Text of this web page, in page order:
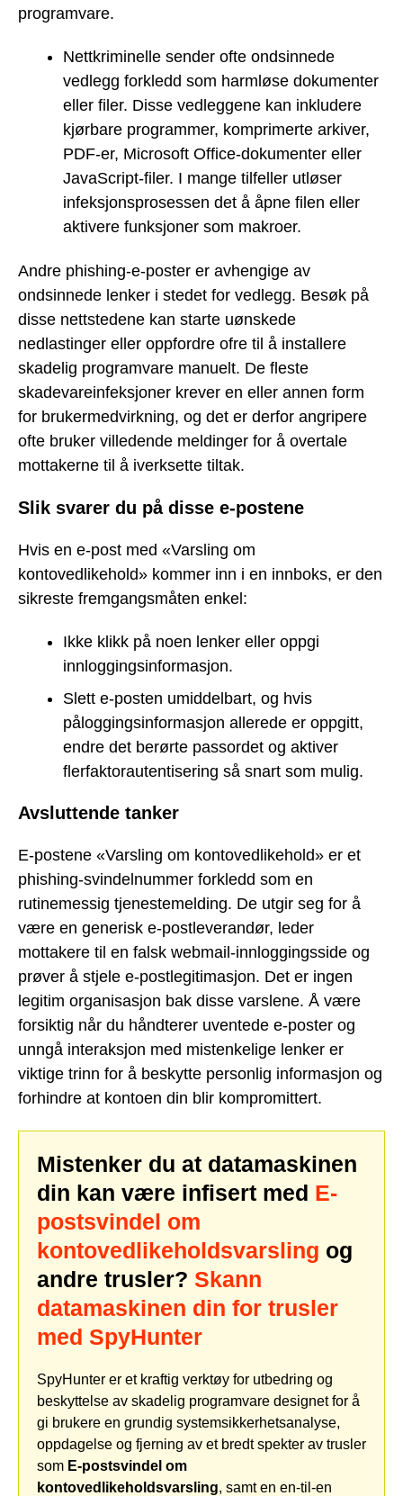
programvare.
Nettkriminelle sender ofte ondsinnede
vedlegg forkledd som harmløse dokumenter
eller filer. Disse vedleggene kan inkludere
kjørbare programmer, komprimerte arkiver,
PDF-er, Microsoft Office-dokumenter eller
JavaScript-filer. I mange tilfeller utløser
infeksjonsprosessen det å åpne filen eller
aktivere funksjoner som makroer.
Andre phishing-e-poster er avhengige av
ondsinnede lenker i stedet for vedlegg. Besøk på
disse nettstedene kan starte uønskede
nedlastinger eller oppfordre ofre til å installere
skadelig programvare manuelt. De fleste
skadevareinfeksjoner krever en eller annen form
for brukermedvirkning, og det er derfor angripere
ofte bruker villedende meldinger for å overtale
mottakerne til å iverksette tiltak.
Slik svarer du på disse e-postene
Hvis en e-post med «Varsling om
kontovedlikehold» kommer inn i en innboks, er den
sikreste fremgangsmåten enkel:
Ikke klikk på noen lenker eller oppgi
innloggingsinformasjon.
Slett e-posten umiddelbart, og hvis
påloggingsinformasjon allerede er oppgitt,
endre det berørte passordet og aktiver
flerfaktorautentisering så snart som mulig.
Avsluttende tanker
E-postene «Varsling om kontovedlikehold» er et
phishing-svindelnummer forkledd som en
rutinemessig tjenestemelding. De utgir seg for å
være en generisk e-postleverandør, leder
mottakere til en falsk webmail-innloggingsside og
prøver å stjele e-postlegitimasjon. Det er ingen
legitim organisasjon bak disse varslene. Å være
forsiktig når du håndterer uventede e-poster og
unngå interaksjon med mistenkelige lenker er
viktige trinn for å beskytte personlig informasjon og
forhindre at kontoen din blir kompromittert.
Mistenker du at datamaskinen
din kan være infisert med E-
postsvindel om
kontovedlikeholdsvarsling og
andre trusler? Skann
datamaskinen din for trusler
med SpyHunter
SpyHunter er et kraftig verktøy for utbedring og
beskyttelse av skadelig programvare designet for å
gi brukere en grundig systemsikkerhetsanalyse,
oppdagelse og fjerning av et bredt spekter av trusler
som E-postsvindel om
kontovedlikeholdsvarsling, samt en en-til-en